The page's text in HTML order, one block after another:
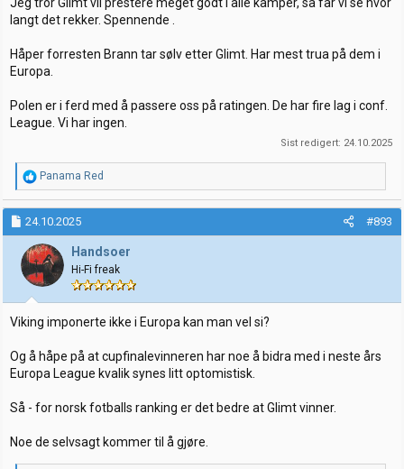
langt det rekker. Spennende .
Håper forresten Brann tar sølv etter Glimt. Har mest trua på dem i
Europa.
Polen er i ferd med å passere oss på ratingen. De har fire lag i conf.
League. Vi har ingen.
Sist redigert: 24.10.2025
R
e
a
k
s
j
o
n
e
r
:
Panama Red
24.10.2025 #893
Handsoer
Hi-Fi freak
Viking imponerte ikke i Europa kan man vel si?
Og å håpe på at cupfinalevinneren har noe å bidra med i neste års
Europa League kvalik synes litt optomistisk.
Så - for norsk fotballs ranking er det bedre at Glimt vinner.
Noe de selvsagt kommer til å gjøre.